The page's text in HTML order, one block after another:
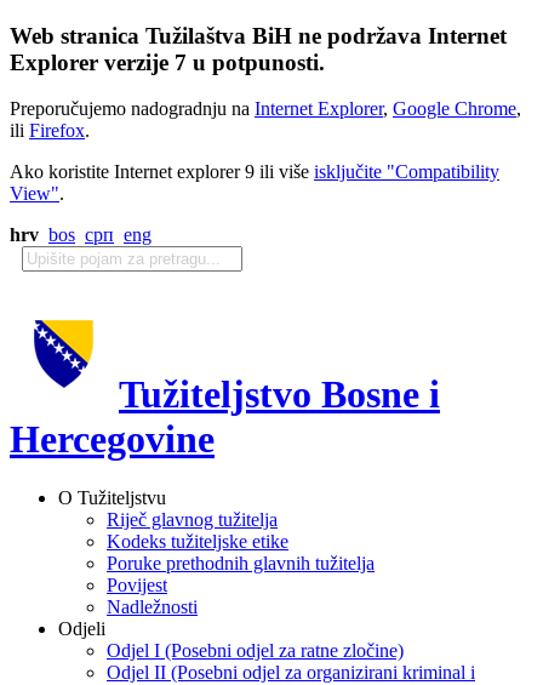
Web stranica Tužilaštva BiH ne podržava Internet
Explorer verzije 7 u potpunosti.
Preporučujemo nadogradnju na Internet Explorer, Google Chrome,
ili Firefox.
Ako koristite Internet explorer 9 ili više isključite "Compatibility
View".
hrv bos срп eng
Tužiteljstvo Bosne i
Hercegovine
O Tužiteljstvu
Riječ glavnog tužitelja
Kodeks tužiteljske etike
Poruke prethodnih glavnih tužitelja
Povijest
Nadležnosti
Odjeli
Odjel I (Posebni odjel za ratne zločine)
Odjel II (Posebni odjel za organizirani kriminal i